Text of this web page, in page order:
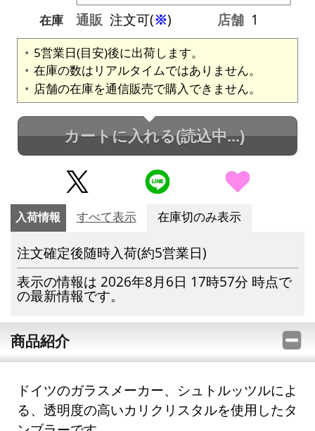
在庫
通販 注文可(※) 店舗 1
5営業日(目安)後に出荷します。
在庫の数はリアルタイムではありません。
店舗の在庫を通信販売で購入できません。
カートに入れる(読込中...)
入荷情報 すべて表示 在庫切のみ表示
注文確定後随時入荷(約5営業日)
表示の情報は 2026年8月6日 17時57分 時点で
の最新情報です。
商品紹介
ドイツのガラスメーカー、シュトルッツルによ
る、透明度の高いカリクリスタルを使用したタ